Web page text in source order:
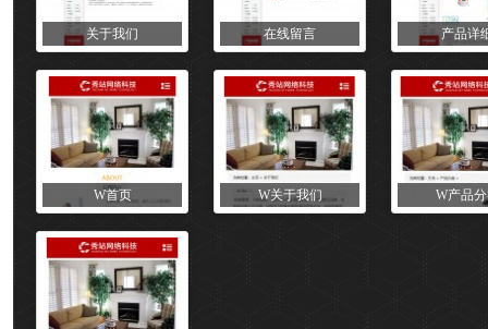
关于我们 在线留言 产品详
W首页 W关于我们 W产品